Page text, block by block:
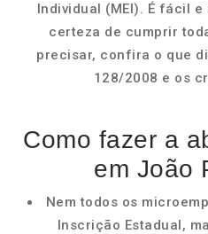
Individual (MEI). É fácil
certeza de cumprir
precisar, confira o que
128/2008 e os
Como fazer a
em João
Nem todos os
Inscrição Estadual,